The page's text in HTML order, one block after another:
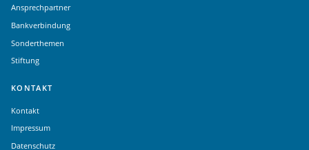
Ansprechpartner
Bankverbindung
Sonderthemen
Stiftung
KONTAKT
Kontakt
Impressum
Datenschutz